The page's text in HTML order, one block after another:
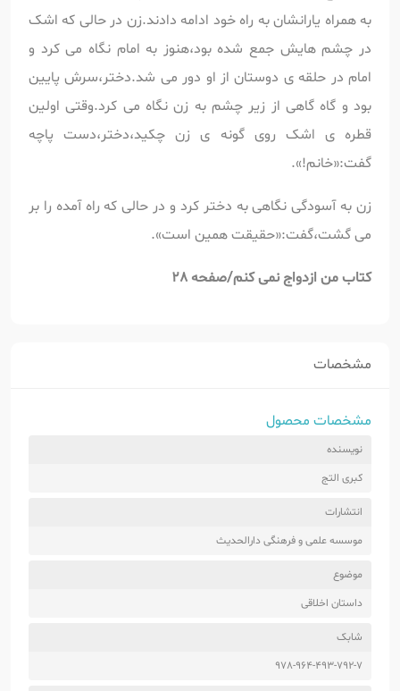
به همراه یارانشان به راه خود ادامه دادند.زن در حالی که اشک
در چشم هایش جمع شده بود،هنوز به امام نگاه می کرد و
امام در حلقه ی دوستان از او دور می شد.دختر،سرش پایین
بود و گاه گاهی از زیر چشم به زن نگاه می کرد.وقتی اولین
قطره ی اشک روی گونه ی زن چکید،دختر،دست پاچه
گفت:«خانم!».
زن به آسودگی نگاهی به دختر کرد و در حالی که راه آمده را بر
می گشت،گفت:«حقیقت همین است».
کتاب من ازدواج نمی کنم/صفحه 28
مشخصات
مشخصات محصول
نویسنده
کبری التج
انتشارات
موسسه علمی و فرهنگی دارالحدیث
موضوع
داستان اخلاقی
شابک
978-964-493-792-7